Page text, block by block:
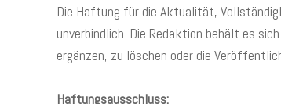
Die Haftung für die Aktualität,
unverbindlich. Die Redaktion behält es
ergänzen, zu löschen oder die
Haftungsausschluss: